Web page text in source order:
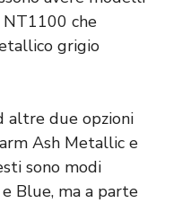
che
grigio
altre due opzioni
Ash Metallic e
sono modi
Blue, ma a parte